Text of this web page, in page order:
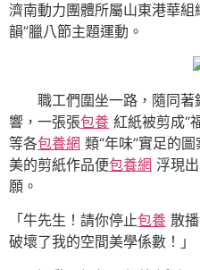
濟南動力團體所屬山東港華組
韻”臘八節主題運動。
職工們圍坐一路，隨同著
響，一張張包養 紅紙被剪成“
等各包養網 類“年味”實足的
美的剪紙作品便包養網 浮現
願。
「牛先生！請你停止包養 散
破壞了我的空間美學係數！」